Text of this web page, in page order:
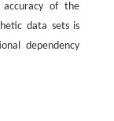
accuracy of the
data sets is
dependency